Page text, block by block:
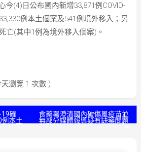
今(4)日公布國內新增33,871例COVID-
例本土個案及541例境外移入；另
亡(其中1例為境外移入個案)。
瀏覽 1 次數 )
19確
例本土
食藥署澄清國內破傷風疫苗並
無部分媒體報導疑有缺藥問題